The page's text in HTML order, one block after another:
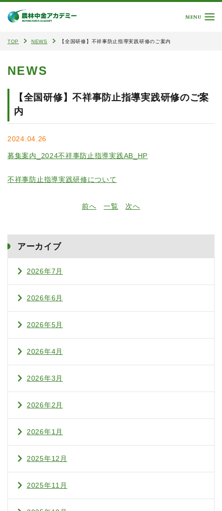
MENU
TOP NEWS 【全国研修】不祥事防止指導実践研修のご案内
NEWS
【全国研修】不祥事防止指導実践研修のご案
内
2024.04.26
募集案内_2024不祥事防止指導実践AB_HP
不祥事防止指導実践研修について
前へ 一覧 次へ
アーカイブ
2026年7月
2026年6月
2026年5月
2026年4月
2026年3月
2026年2月
2026年1月
2025年12月
2025年11月